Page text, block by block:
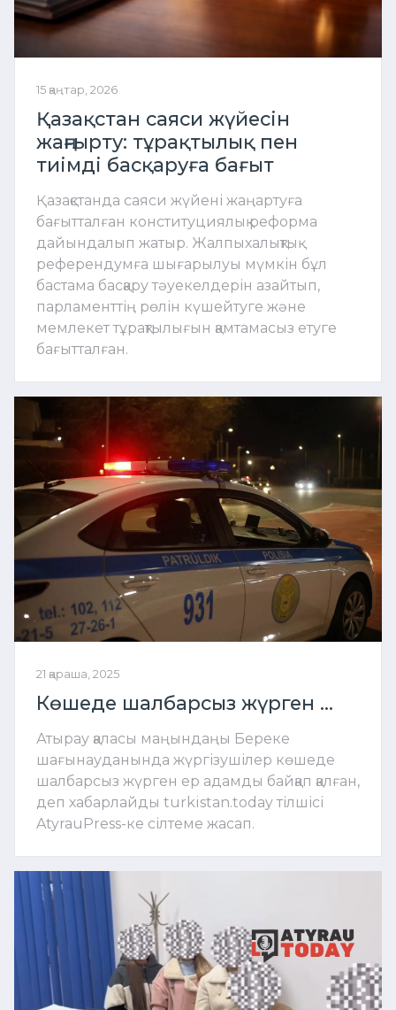
15 қаңтар, 2026
Қазақстан саяси жүйесін
жаңғырту: тұрақтылық пен
тиімді басқаруға бағыт
Қазақстанда саяси жүйені жаңартуға
бағытталған конституциялық реформа
дайындалып жатыр. Жалпыхалықтық
референдумға шығарылуы мүмкін бұл
бастама басқару тәуекелдерін азайтып,
парламенттің рөлін күшейтуге және
мемлекет тұрақтылығын қамтамасыз етуге
бағытталған.
21 қараша, 2025
Көшеде шалбарсыз жүрген ...
Атырау қаласы маңындаңы Береке
шағынауданында жүргізушілер көшеде
шалбарсыз жүрген ер адамды байқап қалған,
деп хабарлайды turkistan.today тілшісі
AtyrauPress-ке сілтеме жасап.